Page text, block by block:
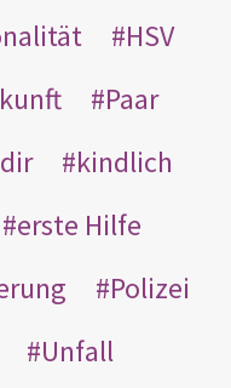
HSV
Paar
kindlich
erste Hilfe
Polizei
Unfall